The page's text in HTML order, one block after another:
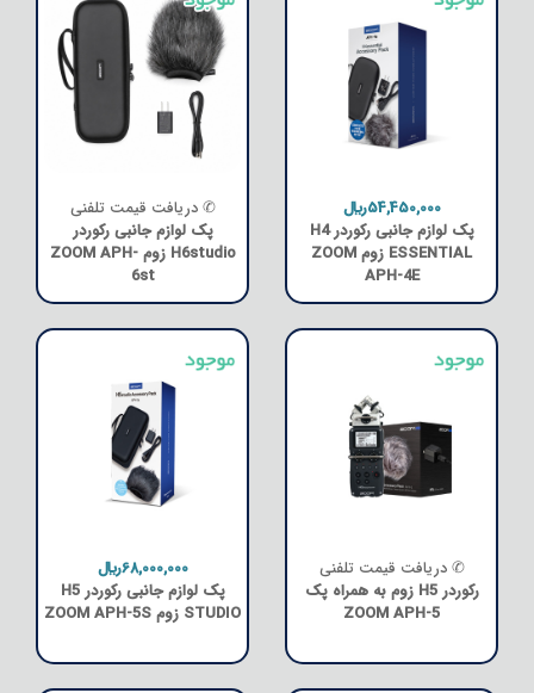
54,450,000﷼
پک لوازم جانبی رکوردر H4
ESSENTIAL زوم ZOOM
APH-4E
✆ دریافت قیمت تلفنی
پک لوازم جانبی رکوردر
H6studio زوم ZOOM APH-
6st
✆ دریافت قیمت تلفنی
رکوردر H5 زوم به همراه پک
ZOOM APH-5
68,000,000﷼
پک لوازم جانبی رکوردر H5
STUDIO زوم ZOOM APH-5S